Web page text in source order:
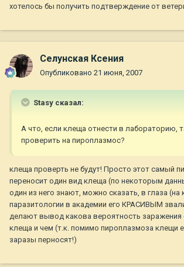
хотелось бы получить подтверждение от
Селунская Ксения
Опубликовано 21 июня, 2007
Stasy сказал:
А что, если клеща отнести в лабораторию,
проверить на пироплазмос?
клеща проверть не будут! Просто этот самый
переносит один вид клеща (по некоторым
один из него знают, можно сказать, в глаза (на
паразитологии в академии его КРАСИВЫМ
делают вывод какова вероятность заражения
клеща и чем (т.к. помимо пироплазмоза клещи
заразы перносят!)